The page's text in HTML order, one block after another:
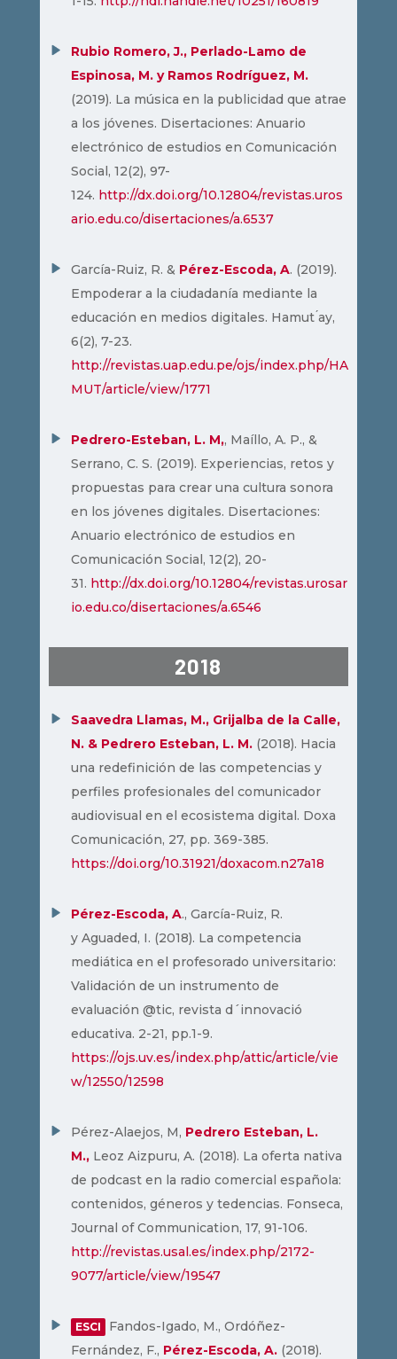
Rubio Romero, J., Perlado-Lamo de
Espinosa, M. y Ramos Rodríguez, M.
(2019). La música en la publicidad que atrae
a los jóvenes. Disertaciones: Anuario
electrónico de estudios en Comunicación
Social, 12(2), 97-
124. http://dx.doi.org/10.12804/revistas.uros
ario.edu.co/disertaciones/a.6537
García-Ruiz, R. & Pérez-Escoda, A. (2019).
Empoderar a la ciudadanía mediante la
educación en medios digitales. Hamut ́ay,
6(2), 7-23.
http://revistas.uap.edu.pe/ojs/index.php/HA
MUT/article/view/1771
Pedrero-Esteban, L. M,, Maíllo, A. P., &
Serrano, C. S. (2019). Experiencias, retos y
propuestas para crear una cultura sonora
en los jóvenes digitales. Disertaciones:
Anuario electrónico de estudios en
Comunicación Social, 12(2), 20-
31. http://dx.doi.org/10.12804/revistas.urosar
io.edu.co/disertaciones/a.6546
2018
Saavedra Llamas, M., Grijalba de la Calle,
N. & Pedrero Esteban, L. M.(2018). Hacia
una redefinición de las competencias y
perfiles profesionales del comunicador
audiovisual en el ecosistema digital. Doxa
Comunicación, 27, pp. 369-385.
https://doi.org/10.31921/doxacom.n27a18
Pérez-Escoda, A., García-Ruiz, R.
y Aguaded, I. (2018). La competencia
mediática en el profesorado universitario:
Validación de un instrumento de
evaluación @tic, revista d´innovació
educativa. 2-21, pp.1-9.​
https://ojs.uv.es/index.php/attic/article/vie
w/12550/12598
Pérez-Alaejos, M, Pedrero Esteban, L.
M., Leoz Aizpuru, A. (2018). La oferta nativa
de podcast en la radio comercial española:
contenidos, géneros y tedencias. Fonseca,
Journal of Communication, 17, 91-106.
http://revistas.usal.es/index.php/2172-
9077/article/view/19547
ESCI
Fandos-Igado, M., Ordóñez-
Fernández, F., Pérez-Escoda, A.(2018).